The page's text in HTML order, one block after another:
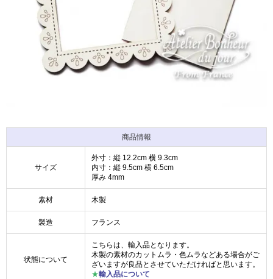
商品情報
サイズ
外寸：縦 12.2cm 横 9.3cm
内寸：縦 9.5cm 横 6.5cm
厚み 4mm
素材 木製
製造 フランス
状態について
こちらは、輸入品となります。
木製の素材のカットムラ・色ムラなどある場合がご
ざいますが良品とさせていただければと思います。
★輸入品について